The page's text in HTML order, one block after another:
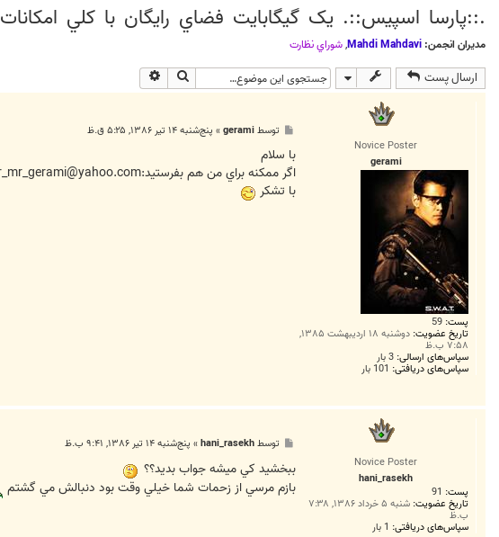
.::پارسا اسپيس::. يک گيگابايت فضاي رايگان با کلي امکانات
مدیران انجمن: Mahdi Mahdavi
,شوراي نظارت
ارسال پست جستجو
Novice Poster
gerami
پست: 59
تاریخ عضویت: دوشنبه ۱۸ اردیبهشت ۱۳۸۵,
۷:۵۸ ب.ظ
سپاس‌های ارسالی: 3 بار
سپاس‌های دریافتی: 101 بار
ت
توسطgerami
» پنج‌شنبه ۱۴ تیر ۱۳۸۶, ۵:۲۵ ق.ظ
با سلام
اگر ممکنه براي من هم بفرستيد:mr_mr_gerami@yahoo.com
با تشکر
Novice Poster
hani_rasekh
پست: 91
تاریخ عضویت: شنبه ۵ خرداد ۱۳۸۶, ۷:۳۸
ب.ظ
سپاس‌های دریافتی: 1 بار
ت
توسطhani_rasekh
» پنج‌شنبه ۱۴ تیر ۱۳۸۶, ۹:۴۱ ب.ظ
ببخشيد کي ميشه جواب بديد؟؟
بازم مرسي از زحمات شما خيلي وقت بود دنبالش مي گشتم